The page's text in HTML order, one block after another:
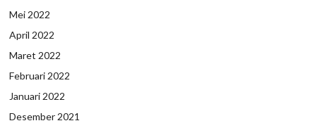
Mei 2022
April 2022
Maret 2022
Februari 2022
Januari 2022
Desember 2021